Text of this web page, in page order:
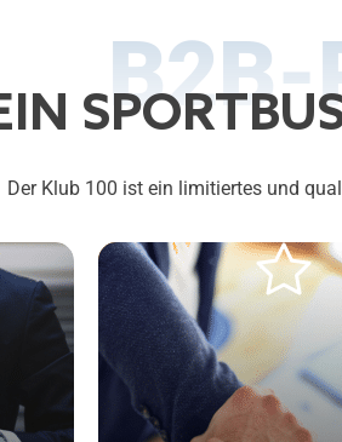
B2B-
Der Klub 100 ist ein limitiertes und